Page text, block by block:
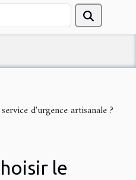
d'urgence artisanale ?
le